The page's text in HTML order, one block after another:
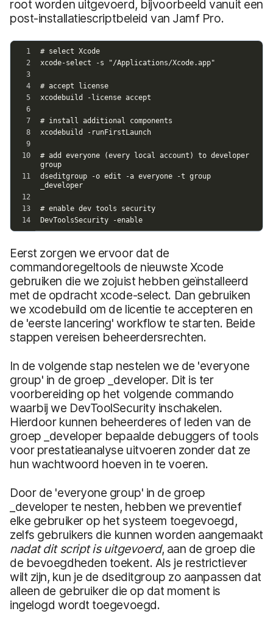
root worden uitgevoerd, bijvoorbeeld vanuit een
post-installatiescriptbeleid van Jamf Pro.
Eerst zorgen we ervoor dat de
commandoregeltools de nieuwste Xcode
gebruiken die we zojuist hebben geïnstalleerd
met de opdracht xcode-select. Dan gebruiken
we xcodebuild om de licentie te accepteren en
de 'eerste lancering' workflow te starten. Beide
stappen vereisen beheerdersrechten.
In de volgende stap nestelen we de 'everyone
group' in de groep _developer. Dit is ter
voorbereiding op het volgende commando
waarbij we DevToolSecurity inschakelen.
Hierdoor kunnen beheerderes of leden van de
groep _developer bepaalde debuggers of tools
voor prestatieanalyse uitvoeren zonder dat ze
hun wachtwoord hoeven in te voeren.
Door de 'everyone group' in de groep
_developer te nesten, hebben we preventief
elke gebruiker op het systeem toegevoegd,
zelfs gebruikers die kunnen worden aangemaakt
nadat dit script is uitgevoerd, aan de groep die
de bevoegdheden toekent. Als je restrictiever
wilt zijn, kun je de dseditgroup zo aanpassen dat
alleen de gebruiker die op dat moment is
ingelogd wordt toegevoegd.